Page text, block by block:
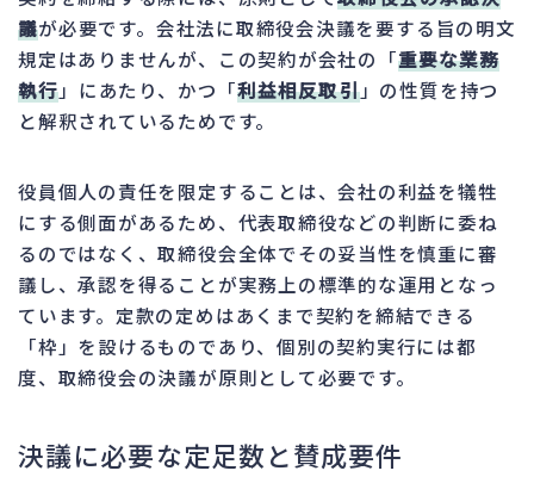
議が必要です。会社法に取締役会決議を要する旨の明文
規定はありませんが、この契約が会社の「重要な業務
執行」にあたり、かつ「利益相反取引」の性質を持つ
と解釈されているためです。
役員個人の責任を限定することは、会社の利益を犠牲
にする側面があるため、代表取締役などの判断に委ね
るのではなく、取締役会全体でその妥当性を慎重に審
議し、承認を得ることが実務上の標準的な運用となっ
ています。定款の定めはあくまで契約を締結できる
「枠」を設けるものであり、個別の契約実行には都
度、取締役会の決議が原則として必要です。
決議に必要な定足数と賛成要件